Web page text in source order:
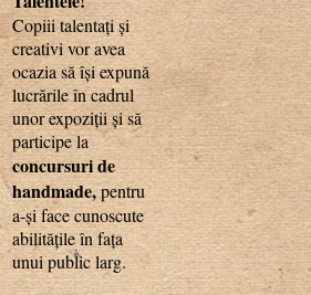
Copiii talentați și
creativi vor avea
ocazia să își expună
lucrările în cadrul
unor expoziții și să
participe la
concursuri de
handmade,pentru
a-și face cunoscute
abilitățile în fața
unui public larg.